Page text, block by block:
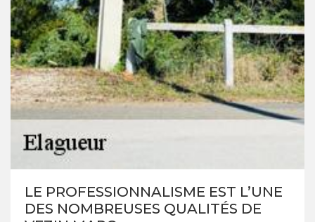
LE PROFESSIONNALISME EST L’UNE
DES NOMBREUSES QUALITÉS DE